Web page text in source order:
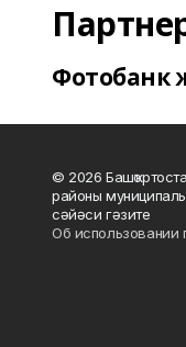
Фотобанк
© 2026
районы
сәйәси гәзите
Об использовании